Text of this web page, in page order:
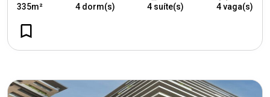
335m² 4 dorm(s) 4 suíte(s) 4 vaga(s)